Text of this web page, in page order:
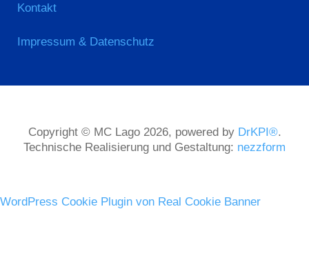
Kontakt
Impressum & Datenschutz
Copyright © MC Lago 2026, powered by DrKPI®.
Technische Realisierung und Gestaltung: nezzform
WordPress Cookie Plugin von Real Cookie Banner